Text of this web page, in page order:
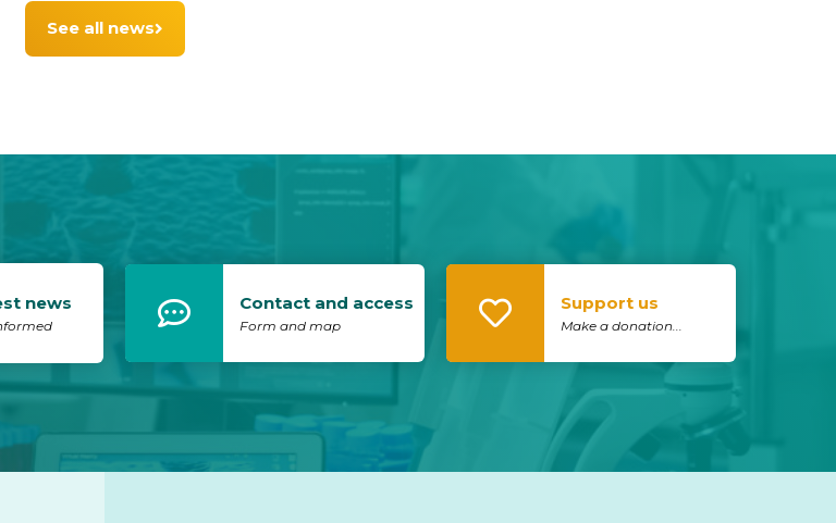
See all news
news Contact and access
Form and map
Support us
Make a donation...